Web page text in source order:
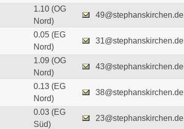
1.10 (OG
Nord)
49@stephanskirchen.de
0.05 (EG
Nord)
31@stephanskirchen.de
1.09 (OG
Nord)
43@stephanskirchen.de
0.13 (EG
Nord)
38@stephanskirchen.de
0.03 (EG
Süd)
23@stephanskirchen.de